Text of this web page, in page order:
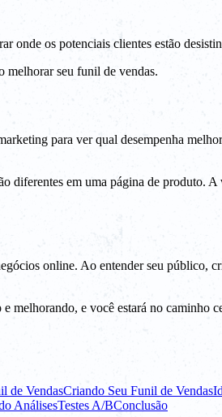
onde os potenciais clientes estão
melhorar seu funil de vendas.
para ver qual desempenha
em uma página de produto.
online. Ao entender seu público,
e você estará no caminho
de VendasCriando Seu Funil de Vendas
AnálisesTestes A/BConclusão